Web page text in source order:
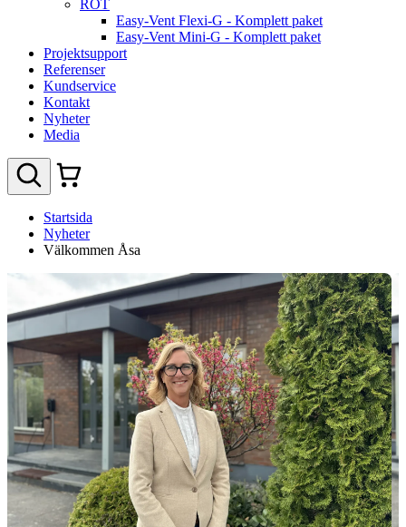
ROT
Easy-Vent Flexi-G - Komplett paket
Easy-Vent Mini-G - Komplett paket
Projektsupport
Referenser
Kundservice
Kontakt
Nyheter
Media
Startsida
Nyheter
Välkommen Åsa